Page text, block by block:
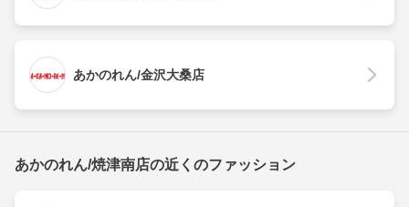
あかのれん/金沢大桑店
あかのれん/焼津南店の近くのファッション